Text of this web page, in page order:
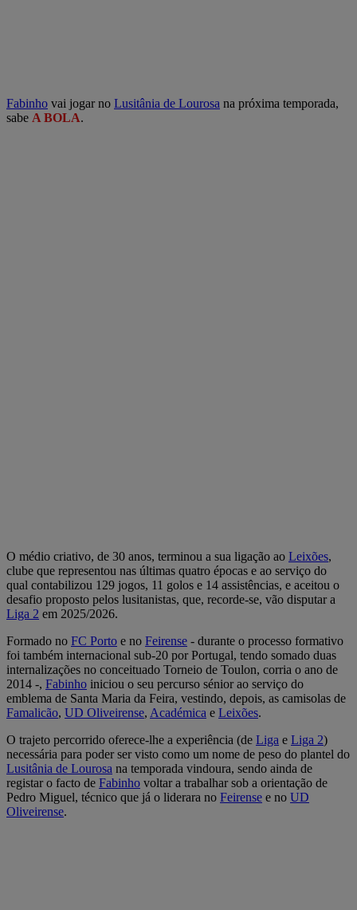
Fabinho vai jogar no Lusitânia de Lourosa na próxima temporada,
sabe A BOLA.
O médio criativo, de 30 anos, terminou a sua ligação ao Leixões,
clube que representou nas últimas quatro épocas e ao serviço do
qual contabilizou 129 jogos, 11 golos e 14 assistências, e aceitou o
desafio proposto pelos lusitanistas, que, recorde-se, vão disputar a
Liga 2 em 2025/2026.
Formado no FC Porto e no Feirense - durante o processo formativo
foi também internacional sub-20 por Portugal, tendo somado duas
internalizações no conceituado Torneio de Toulon, corria o ano de
2014 -, Fabinho iniciou o seu percurso sénior ao serviço do
emblema de Santa Maria da Feira, vestindo, depois, as camisolas de
Famalicão, UD Oliveirense, Académica e Leixões.
O trajeto percorrido oferece-lhe a experiência (de Liga e Liga 2)
necessária para poder ser visto como um nome de peso do plantel do
Lusitânia de Lourosa na temporada vindoura, sendo ainda de
registar o facto de Fabinho voltar a trabalhar sob a orientação de
Pedro Miguel, técnico que já o liderara no Feirense e no UD
Oliveirense.